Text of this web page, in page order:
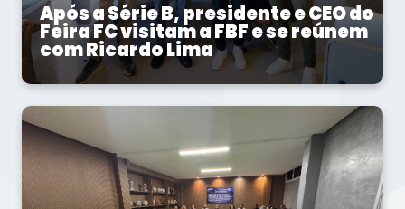
Após a Série B, presidente e CEO do
Feira FC visitam a FBF e se reúnem
com Ricardo Lima